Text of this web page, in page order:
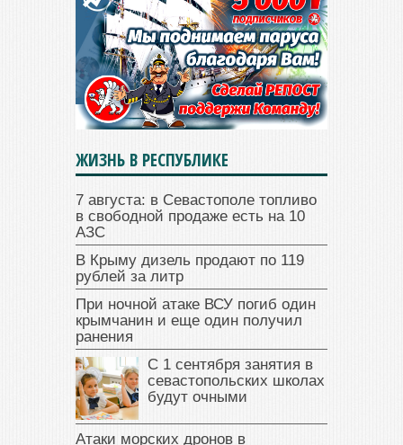
ЖИЗНЬ В РЕСПУБЛИКЕ
7 августа: в Севастополе топливо
в свободной продаже есть на 10
АЗС
В Крыму дизель продают по 119
рублей за литр
При ночной атаке ВСУ погиб один
крымчанин и еще один получил
ранения
С 1 сентября занятия в
севастопольских школах
будут очными
Атаки морских дронов в